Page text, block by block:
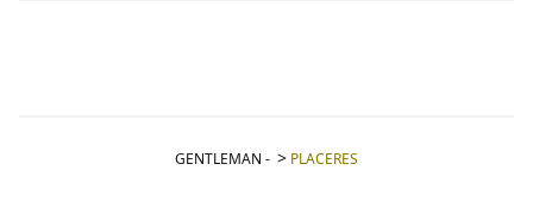
GENTLEMAN - PLACERES